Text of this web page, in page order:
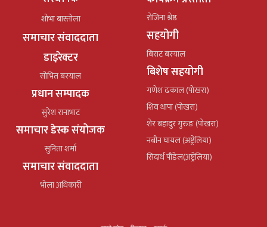
शोभा बास्तोला
समाचार संवाददाता
डाइरेक्टर
सोभित बस्याल
प्रधान सम्पादक
सुरेश रानाभाट
समाचार डेस्क संयोजक
सुनिता शर्मा
समाचार संवाददाता
भोला अधिकारी
रोजिना श्रेष्ठ
सहयोगी
बिराट बस्याल
बिशेष सहयोगी
गणेश ढकाल (पोखरा)
शिव थापा (पोखरा)
शेर बहादुर गुरुङ (पोखरा)
नबीन घायल (अष्ट्रेलिया)
सिदार्थ पौडेल(अष्ट्रेलिया)